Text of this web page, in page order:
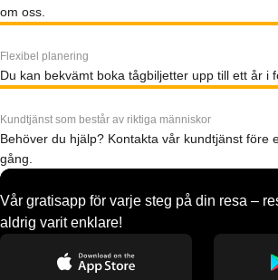
om oss.
Flexibel planering
Du kan bekvämt boka tågbiljetter upp till ett år i
Kundtjänst som består av riktiga människor
Behöver du hjälp? Kontakta vår kundtjänst före
gång.
Vår gratisapp för varje steg på din resa –
aldrig varit enklare!